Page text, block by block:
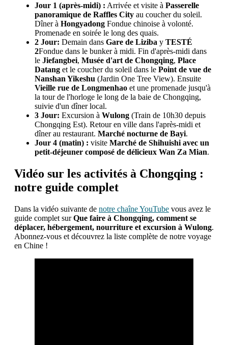
Jour 1 (après-midi) : Arrivée et visite à Passerelle
panoramique de Raffles City au coucher du soleil.
Dîner à Hongyadong Fondue chinoise à volonté.
Promenade en soirée le long des quais.
2 Jour: Demain dans Gare de Liziba y TESTÉ
2Fondue dans le bunker à midi. Fin d'après-midi dans
le Jiefangbei, Musée d'art de Chongqing, Place
Datang et le coucher du soleil dans le Point de vue de
Nanshan Yikeshu (Jardin One Tree View). Ensuite
Vieille rue de Longmenhao et une promenade jusqu'à
la tour de l'horloge le long de la baie de Chongqing,
suivie d'un dîner local.
3 Jour: Excursion à Wulong (Train de 10h30 depuis
Chongqing Est). Retour en ville dans l'après-midi et
dîner au restaurant. Marché nocturne de Bayi.
Jour 4 (matin) : visite Marché de Shihuishi avec un
petit-déjeuner composé de délicieux Wan Za Mian.
Vidéo sur les activités à Chongqing :
notre guide complet
Dans la vidéo suivante de notre chaîne YouTube vous avez le
guide complet surQue faire à Chongqing, comment se
déplacer, hébergement, nourriture et excursion à Wulong.
Abonnez-vous et découvrez la liste complète de notre voyage
en Chine !